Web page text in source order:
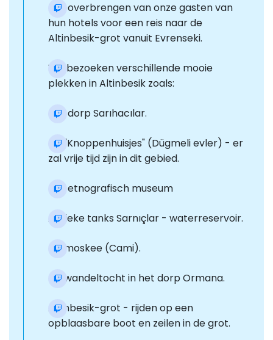
Het overbrengen van onze gasten van
hun hotels voor een reis naar de
Altinbesik-grot vanuit Evrenseki.
We bezoeken verschillende mooie
plekken in Altinbesik zoals:
Het dorp Sarıhacılar.
De "Knoppenhuisjes" (Dügmeli evler) - er
zal vrije tijd zijn in dit gebied.
Het etnografisch museum
Antieke tanks Sarnıçlar - waterreservoir.
De moskee (Cami).
De wandeltocht in het dorp Ormana.
Altinbesik-grot - rijden op een
opblaasbare boot en zeilen in de grot.